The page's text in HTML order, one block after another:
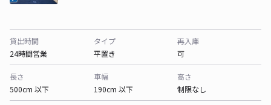
貸出時間
24時間営業
タイプ
平置き
再入庫
可
長さ
500cm 以下
車幅
190cm 以下
高さ
制限なし